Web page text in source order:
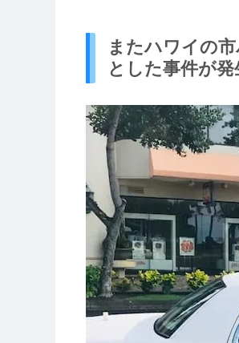
またハワイの
とした事件が